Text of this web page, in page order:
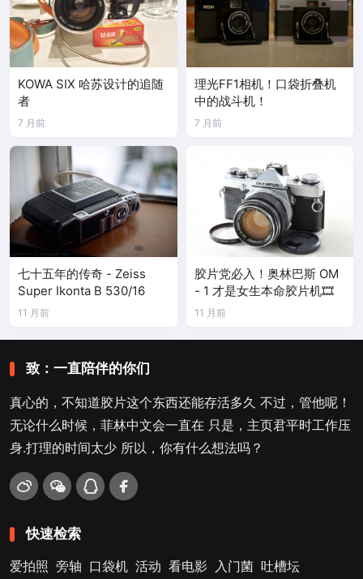
KOWA SIX 哈苏设计的追随
者
7 月前
理光FF1相机！口袋折叠机
中的战斗机！
7 月前
七十五年的传奇 - Zeiss
Super Ikonta B 530/16
11 月前
胶片党必入！奥林巴斯 OM
- 1 才是女生本命胶片机🎞️
11 月前
致：一直陪伴的你们
真心的，不知道胶片这个东西还能存活多久 不过，管他呢！
无论什么时候，菲林中文会一直在 只是，主页君平时工作压
身.打理的时间太少 所以，你有什么想法吗？
快速检索
爱拍照 旁轴 口袋机 活动 看电影 入门菌 吐槽坛